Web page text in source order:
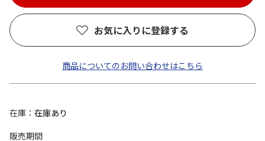
お気に入りに登録する
商品についてのお問い合わせはこちら
在庫
在庫あり
販売期間